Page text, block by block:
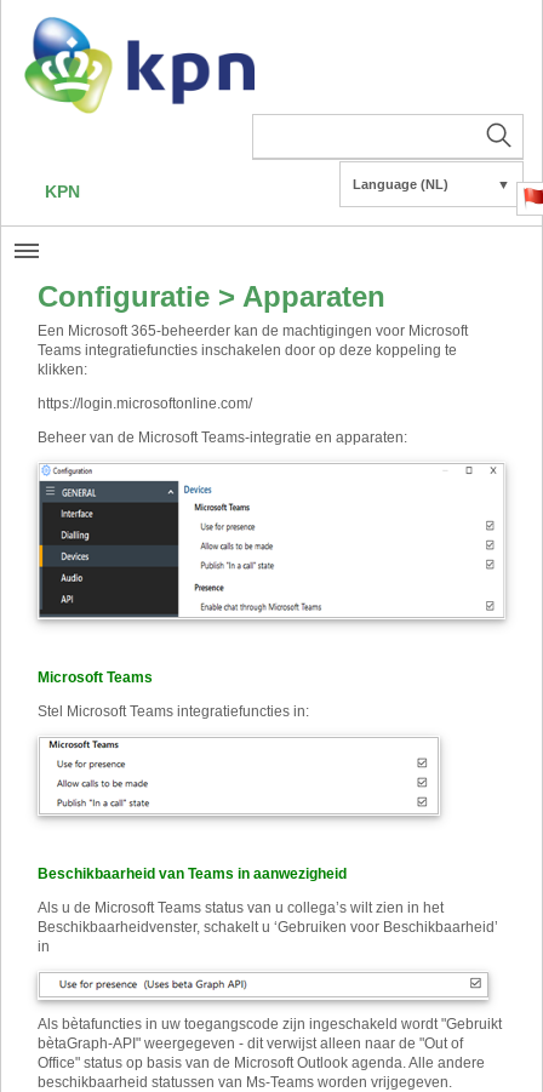
KPN Language (NL) ▼
Configuratie > Apparaten
Een Microsoft 365-beheerder kan de machtigingen voor Microsoft
Teams integratiefuncties inschakelen door op deze koppeling te
klikken:
https://login.microsoftonline.com/
Beheer van de Microsoft Teams-integratie en apparaten:
Microsoft Teams
Stel Microsoft Teams integratiefuncties in:
Beschikbaarheid van Teams in aanwezigheid
Als u de Microsoft Teams status van u collega’s wilt zien in het
Beschikbaarheidvenster, schakelt u ‘Gebruiken voor Beschikbaarheid’
in
Als bètafuncties in uw toegangscode zijn ingeschakeld wordt "Gebruikt
bètaGraph-API" weergegeven - dit verwijst alleen naar de "Out of
Office" status op basis van de Microsoft Outlook agenda. Alle andere
beschikbaarheid statussen van Ms-Teams worden vrijgegeven.